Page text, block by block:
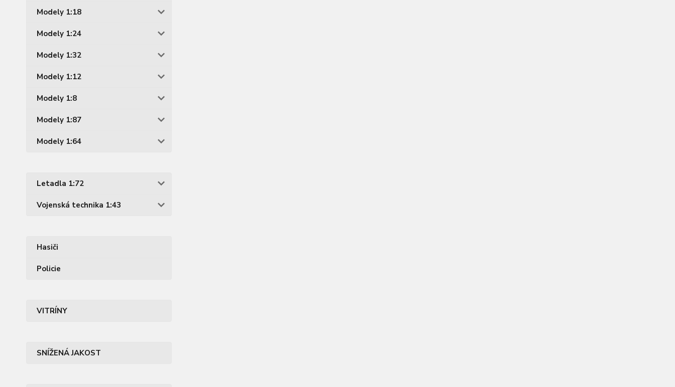
Modely 1:18
Modely 1:24
Modely 1:32
Modely 1:12
Modely 1:8
Modely 1:87
Modely 1:64
Letadla 1:72
Vojenská technika 1:43
Hasiči
Policie
VITRÍNY
SNÍŽENÁ JAKOST